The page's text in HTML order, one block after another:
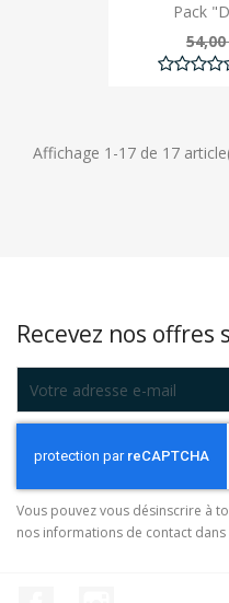
Pack
Affichage 1-17 de 17
Recevez nos offres
Vous pouvez vous désinscrire à
nos informations de contact